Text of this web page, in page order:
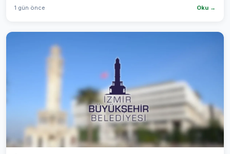
1 gün önce Oku →